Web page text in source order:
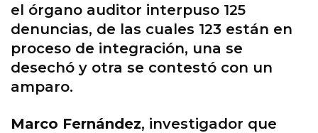
el órgano auditor interpuso 125
denuncias, de las cuales 123 están en
proceso de integración, una se
desechó y otra se contestó con un
amparo.
Marco Fernández, investigador que